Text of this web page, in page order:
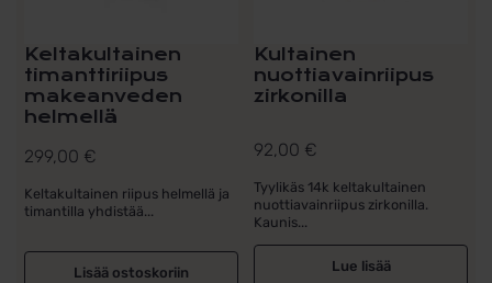
Keltakultainen
timanttiriipus
makeanveden
helmellä
299,00 €
Keltakultainen riipus helmellä ja
timantilla yhdistää...
Lisää ostoskoriin
Kultainen
nuottiavainriipus
zirkonilla
92,00 €
Tyylikäs 14k keltakultainen
nuottiavainriipus zirkonilla.
Kaunis...
Lue lisää